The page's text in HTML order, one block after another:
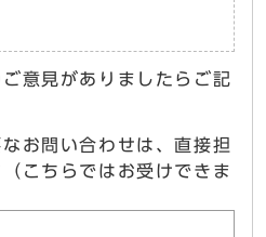
意見がありましたらご記
お問い合わせは、直接担
こちらではお受けできま